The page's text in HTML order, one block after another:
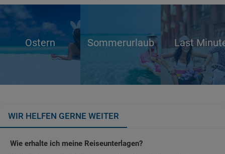
Ostern Sommerurlaub Last
WIR HELFEN GERNE WEITER
Wie erhalte ich meine Reiseunterlagen?